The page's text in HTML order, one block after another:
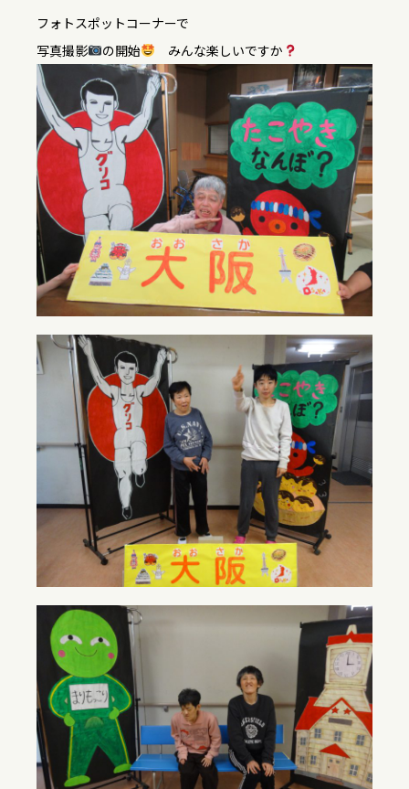
フォトスポットコーナーで
写真撮影
の開始 みんな楽しいですか